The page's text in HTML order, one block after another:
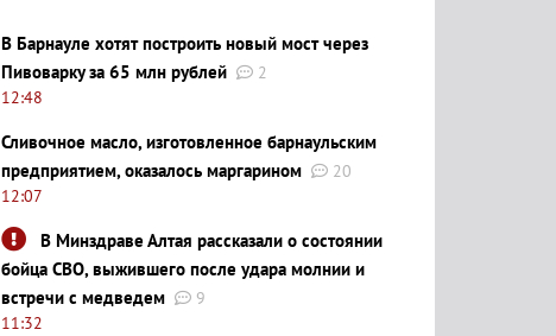
В Барнауле хотят построить новый мост через
Пивоварку за 65 млн рублей
2
12:48
Сливочное масло, изготовленное барнаульским
предприятием, оказалось маргарином
20
12:07
В Минздраве Алтая рассказали о состоянии
бойца СВО, выжившего после удара молнии и
встречи с медведем
9
11:32